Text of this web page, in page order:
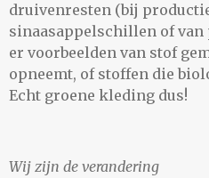
druivenresten (bij
sinaasappelschillen of van
er voorbeelden van stof
opneemt, of stoffen die
Echt groene kleding dus!
Wij zijn de verandering